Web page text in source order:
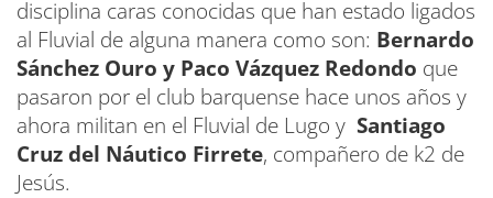
disciplina caras conocidas que han estado ligados
al Fluvial de alguna manera como son: Bernardo
Sánchez Ouro y Paco Vázquez Redondo que
pasaron por el club barquense hace unos años y
ahora militan en el Fluvial de Lugo y Santiago
Cruz del Náutico Firrete, compañero de k2 de
Jesús.